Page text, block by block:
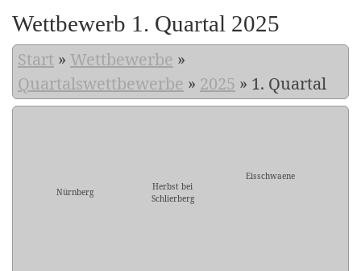
Wettbewerb 1. Quartal 2025
Start » Wettbewerbe »
Quartalswettbewerbe » 2025 » 1. Quartal
Nürnberg
Herbst bei
Schlierberg
Eisschwaene